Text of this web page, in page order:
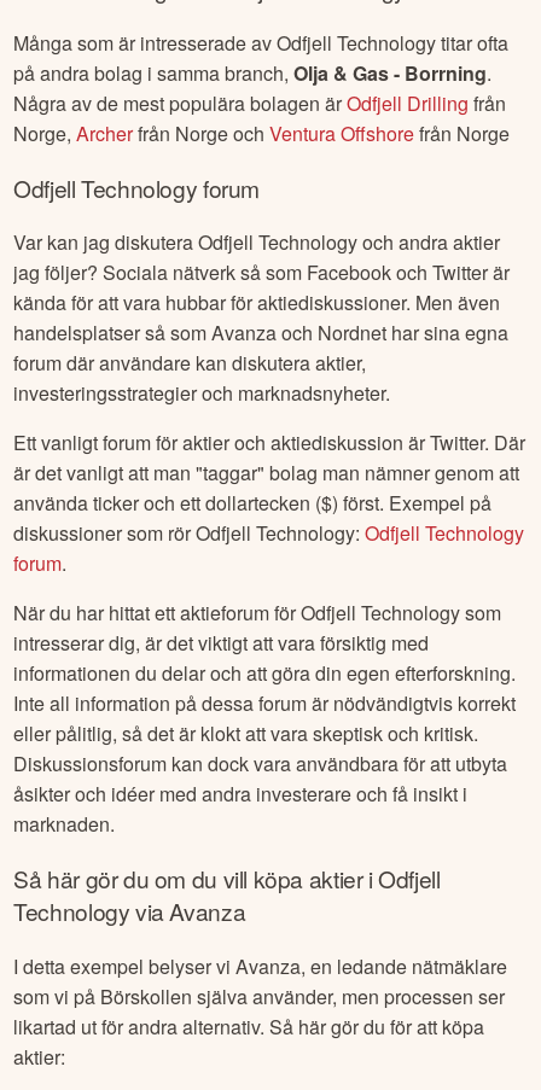
Många som är intresserade avOdfjell Technologytitar ofta
på andra bolag i samma branch,Olja & Gas - Borrning.
Några av de mest populära bolagen ärOdfjell Drilling från
Norge,Archerfrån NorgeochVentura Offshorefrån Norge
Odfjell Technologyforum
Var kan jag diskuteraOdfjell Technologyoch andra aktier
jag följer? Sociala nätverk så som Facebook och Twitter är
kända för att vara hubbar för aktiediskussioner. Men även
handelsplatser så som Avanza och Nordnet har sina egna
forum där användare kan diskutera aktier,
investeringsstrategier och marknadsnyheter.
Ett vanligt forum för aktier och aktiediskussion är Twitter. Där
är det vanligt att man "taggar" bolag man nämner genom att
använda ticker och ett dollartecken ($) först. Exempel på
diskussioner som rörOdfjell Technology:Odfjell Technology
forum.
När du har hittat ett aktieforum förOdfjell Technologysom
intresserar dig, är det viktigt att vara försiktig med
informationen du delar och att göra din egen efterforskning.
Inte all information på dessa forum är nödvändigtvis korrekt
eller pålitlig, så det är klokt att vara skeptisk och kritisk.
Diskussionsforum kan dock vara användbara för att utbyta
åsikter och idéer med andra investerare och få insikt i
marknaden.
Så här gör du om du vill köpa aktier iOdfjell
Technologyvia Avanza
I detta exempel belyser vi Avanza, en ledande nätmäklare
som vi på Börskollen själva använder, men processen ser
likartad ut för andra alternativ. Så här gör du för att köpa
aktier: